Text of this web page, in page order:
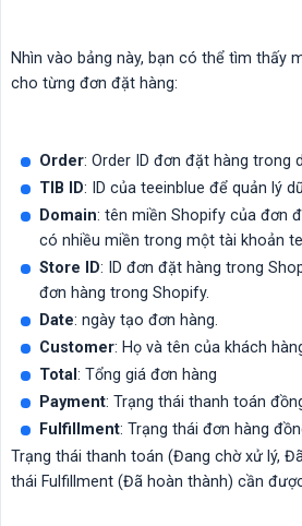
Nhìn vào bảng này, bạn có thể tìm thấy
cho từng đơn đặt hàng:
Order: Order ID đơn đặt hàng trong
TIB ID: ID của teeinblue để quản lý
Domain: tên miền Shopify của đơn
có nhiều miền trong một tài khoản
Store ID: ID đơn đặt hàng trong
đơn hàng trong Shopify.
Date: ngày tạo đơn hàng.
Customer: Họ và tên của khách
Total : Tổng giá đơn hàng
Payment: Trạng thái thanh toán
Fulfillment: Trạng thái đơn hàng
Trạng thái thanh toán (Đang chờ xử lý,
thái Fulfillment (Đã hoàn thành) cần